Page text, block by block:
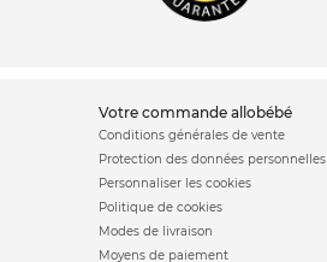
votre commande allobébé
Conditions générales de vente
Protection des données personnelles
Personnaliser les cookies
Politique de cookies
Modes de livraison
Moyens de paiement